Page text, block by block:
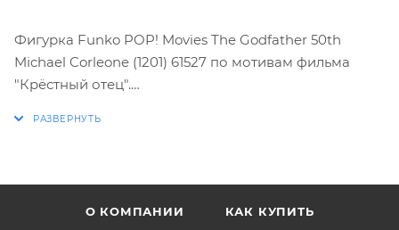
Фигурка Funko POP! Movies The Godfather 50th
Michael Corleone (1201) 61527 по мотивам фильма
"Крёстный отец".
* Материал: винил
О КОМПАНИИ КАК КУПИТЬ